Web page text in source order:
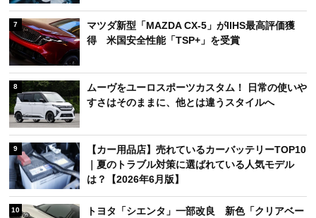
7
マツダ新型「MAZDA CX-5」がIIHS最高評価獲
得 米国安全性能「TSP+」を受賞
8
ムーヴをユーロスポーツカスタム！ 日常の使いや
すさはそのままに、他とは違うスタイルへ
9
【カー用品店】売れているカーバッテリーTOP10
｜夏のトラブル対策に選ばれている人気モデル
は？【2026年6月版】
10
トヨタ「シエンタ」一部改良 新色「クリアベー